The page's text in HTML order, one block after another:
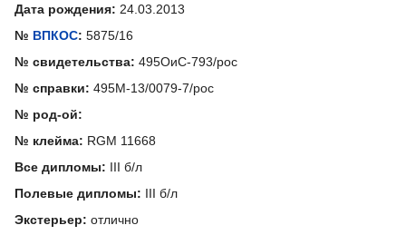
Дата рождения: 24.03.2013
№ ВПКОС: 5875/16
№ свидетельства: 495ОиС-793/рос
№ справки: 495М-13/0079-7/рос
№ род-ой:
№ клейма: RGM 11668
Все дипломы: III б/л
Полевые дипломы: III б/л
Экстерьер: отлично